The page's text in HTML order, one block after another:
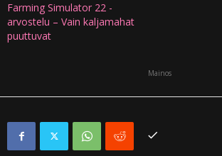
Farming Simulator 22 -
arvostelu – Vain kaljamahat
puuttuvat
Mainos